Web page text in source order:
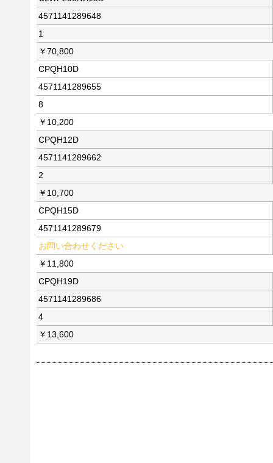
4571141289648
1
￥70,800
CPQH10D
4571141289655
8
￥10,200
CPQH12D
4571141289662
2
￥10,700
CPQH15D
4571141289679
お問い合わせください
￥11,800
CPQH19D
4571141289686
4
￥13,600